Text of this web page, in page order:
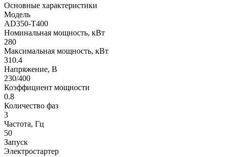
Основные характеристики
Модель
AD350-T400
Номинальная мощность, кВт
280
Максимальная мощность, кВт
310.4
Напряжение, В
230/400
Коэффициент мощности
0.8
Количество фаз
3
Частота, Гц
50
Запуск
Электростартер